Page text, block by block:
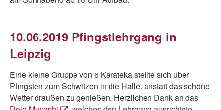
10.06.2019 Pfingstlehrgang in
Leipzig
Eine kleine Gruppe von 6 Karateka stellte sich über
Pfingsten zum Schwitzen in die Halle. anstatt das schöne
Wetter draußen zu genießen. Herzlichen Dank an das